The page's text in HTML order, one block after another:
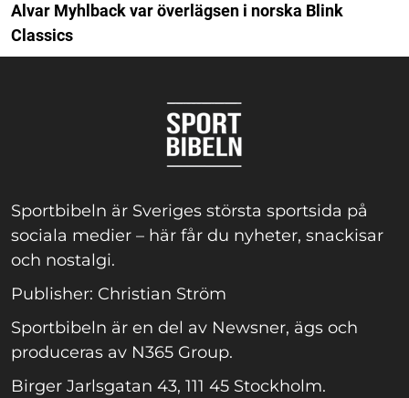
Alvar Myhlback var överlägsen i norska Blink
Classics
Sportbibeln är Sveriges största sportsida på
sociala medier – här får du nyheter, snackisar
och nostalgi.
Publisher: Christian Ström
Sportbibeln är en del av Newsner, ägs och
produceras av N365 Group.
Birger Jarlsgatan 43, 111 45 Stockholm.